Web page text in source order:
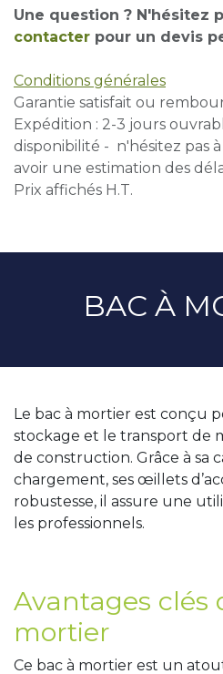
Une question ? N'hésitez
contacter pour un devis
Conditions générales
Garantie satisfait ou
Expédition : 2-3 jours
disponibilité - n'hésitez pas à
avoir une estimation des
Prix affichés H.T.
BAC À
Le bac à mortier est conçu
stockage et le transport de
de construction. Grâce à sa
chargement, ses œillets
robustesse, il assure une
les professionnels.
Avantages clés
mortier
Ce bac à mortier est un